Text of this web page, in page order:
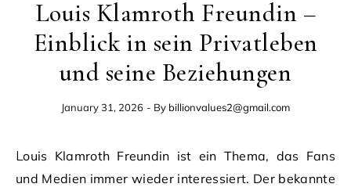
Louis Klamroth Freundin –
Einblick in sein Privatleben
und seine Beziehungen
January 31, 2026 - By billionvalues2@gmail.com
Louis Klamroth Freundin ist ein Thema, das Fans
und Medien immer wieder interessiert. Der bekannte